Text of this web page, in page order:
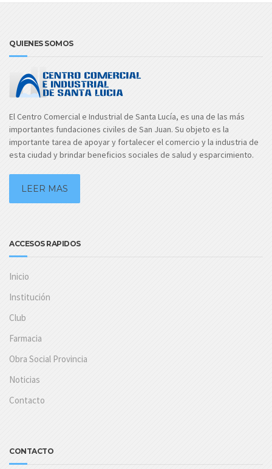
QUIENES SOMOS
El Centro Comercial e Industrial de Santa Lucía, es una de las más
importantes fundaciones civiles de San Juan. Su objeto es la
importante tarea de apoyar y fortalecer el comercio y la industria de
esta ciudad y brindar beneficios sociales de salud y esparcimiento.
LEER MAS
ACCESOS RAPIDOS
Inicio
Institución
Club
Farmacia
Obra Social Provincia
Noticias
Contacto
CONTACTO